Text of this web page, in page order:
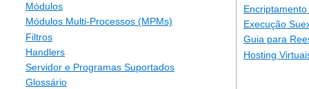
Módulos
Módulos Multi-Processos (MPMs)
Filtros
Handlers
Servidor e Programas Suportados
Glossário
Execução
Guia para
Hosting